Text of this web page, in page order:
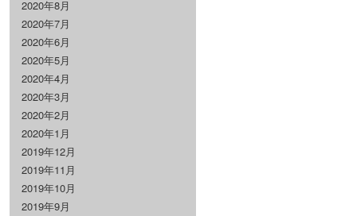
2020年8月
2020年7月
2020年6月
2020年5月
2020年4月
2020年3月
2020年2月
2020年1月
2019年12月
2019年11月
2019年10月
2019年9月